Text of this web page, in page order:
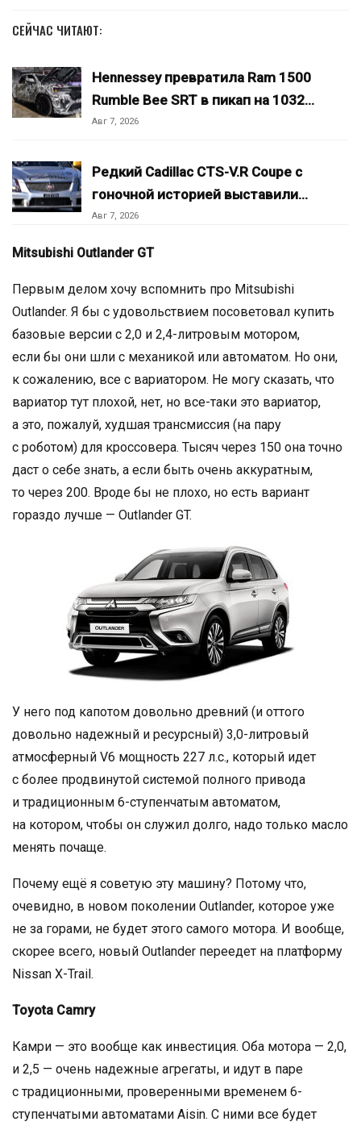
СЕЙЧАС ЧИТАЮТ:
Hennessey превратила Ram 1500
Rumble Bee SRT в пикап на 1032…
Авг 7, 2026
Редкий Cadillac CTS-V.R Coupe с
гоночной историей выставили…
Авг 7, 2026
Mitsubishi Outlander GT
Первым делом хочу вспомнить про Mitsubishi
Outlander. Я бы с удовольствием посоветовал купить
базовые версии с 2,0 и 2,4-литровым мотором,
если бы они шли с механикой или автоматом. Но они,
к сожалению, все с вариатором. Не могу сказать, что
вариатор тут плохой, нет, но все-таки это вариатор,
а это, пожалуй, худшая трансмиссия (на пару
с роботом) для кроссовера. Тысяч через 150 она точно
даст о себе знать, а если быть очень аккуратным,
то через 200. Вроде бы не плохо, но есть вариант
гораздо лучше — Outlander GT.
У него под капотом довольно древний (и оттого
довольно надежный и ресурсный) 3,0-литровый
атмосферный V6 мощность 227 л.с., который идет
с более продвинутой системой полного привода
и традиционным 6-ступенчатым автоматом,
на котором, чтобы он служил долго, надо только масло
менять почаще.
Почему ещё я советую эту машину? Потому что,
очевидно, в новом поколении Outlander, которое уже
не за горами, не будет этого самого мотора. И вообще,
скорее всего, новый Outlander переедет на платформу
Nissan X-Trail.
Toyota Camry
Камри — это вообще как инвестиция. Оба мотора — 2,0,
и 2,5 — очень надежные агрегаты, и идут в паре
с традиционными, проверенными временем 6-
ступенчатыми автоматами Aisin. С ними все будет